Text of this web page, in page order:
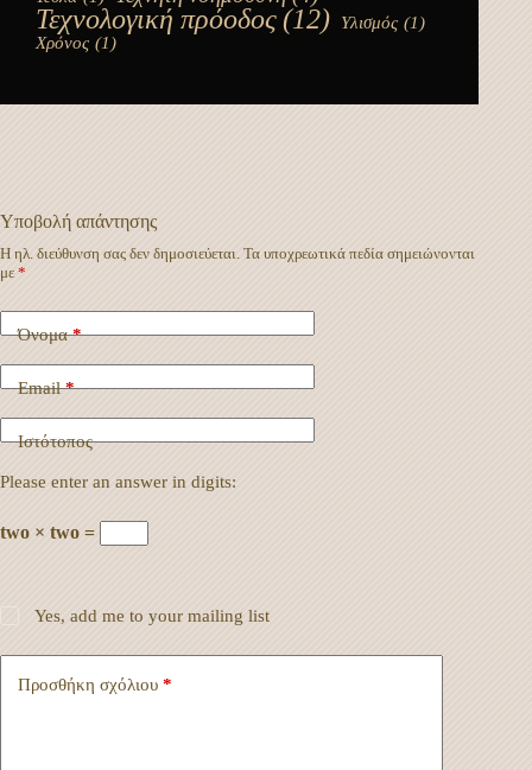
Τεχνολογική πρόοδος(12) Υλισμός (1)
Χρόνος (1)
Υποβολή απάντησης
Η ηλ. διεύθυνση σας δεν δημοσιεύεται. Τα υποχρεωτικά πεδία σημειώνονται
με *
Όνομα*
Email*
Ιστότοπος
Please enter an answer in digits:
two × two =
Yes, add me to your mailing list
Προσθήκη σχόλιου *